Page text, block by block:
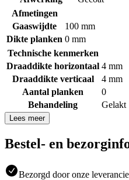
Afmetingen
Gaaswijdte
100 mm
Dikte planken 0 mm
Technische kenmerken
Draaddikte horizontaal 4 mm
Draaddikte verticaal
4 mm
Aantal planken
0
Behandeling
Gelakt
Lees meer
Bestel- en
Bezorgd door onze